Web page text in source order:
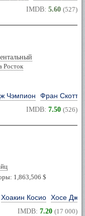
IMDB: 5.60 (527)
Росток
Чэмпион Фран Скотт
IMDB: 7.50 (526)
1,863,506 $
Хоакин Косио Хосе
IMDB: 7.20 (17 000)